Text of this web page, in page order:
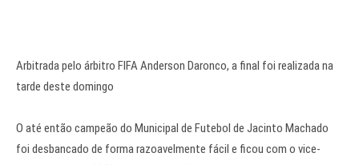
Arbitrada pelo árbitro FIFA Anderson Daronco, a final foi realizada na
tarde deste domingo
O até então campeão do Municipal de Futebol de Jacinto Machado
foi desbancado de forma razoavelmente fácil e ficou com o vice-